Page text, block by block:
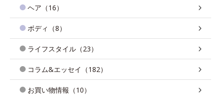
ヘア（16）
ボディ（8）
ライフスタイル（23）
コラム&エッセイ（182）
お買い物情報（10）